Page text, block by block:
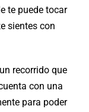
te puede tocar
sientes con
recorrido que
con una
para poder